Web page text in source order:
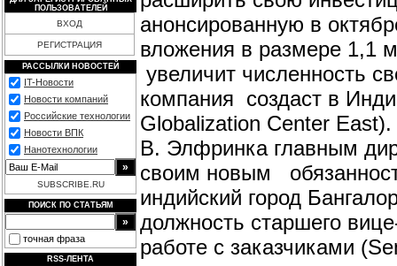
ПОЛЬЗОВАТЕЛЕЙ
ВХОД
РЕГИСТРАЦИЯ
РАССЫЛКИ НОВОСТЕЙ
IT-Новости
Новости компаний
Российские технологии
Новости ВПК
Нанотехнологии
SUBSCRIBE.RU
ПОИСК ПО СТАТЬЯМ
точная фраза
RSS-ЛЕНТА
анонсированную в
вложения в размере 1,1
увеличит численность
компания создаст в
Globalization Center
В. Элфринка главным
своим новым
индийский город
должность старшего
работе с заказчиками